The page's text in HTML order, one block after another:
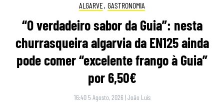
ALGARVE, GASTRONOMIA
“O verdadeiro sabor da Guia”: nesta
churrasqueira algarvia da EN125 ainda
pode comer “excelente frango à Guia”
por 6,50€
16:40 5 Agosto, 2026 |João Luís